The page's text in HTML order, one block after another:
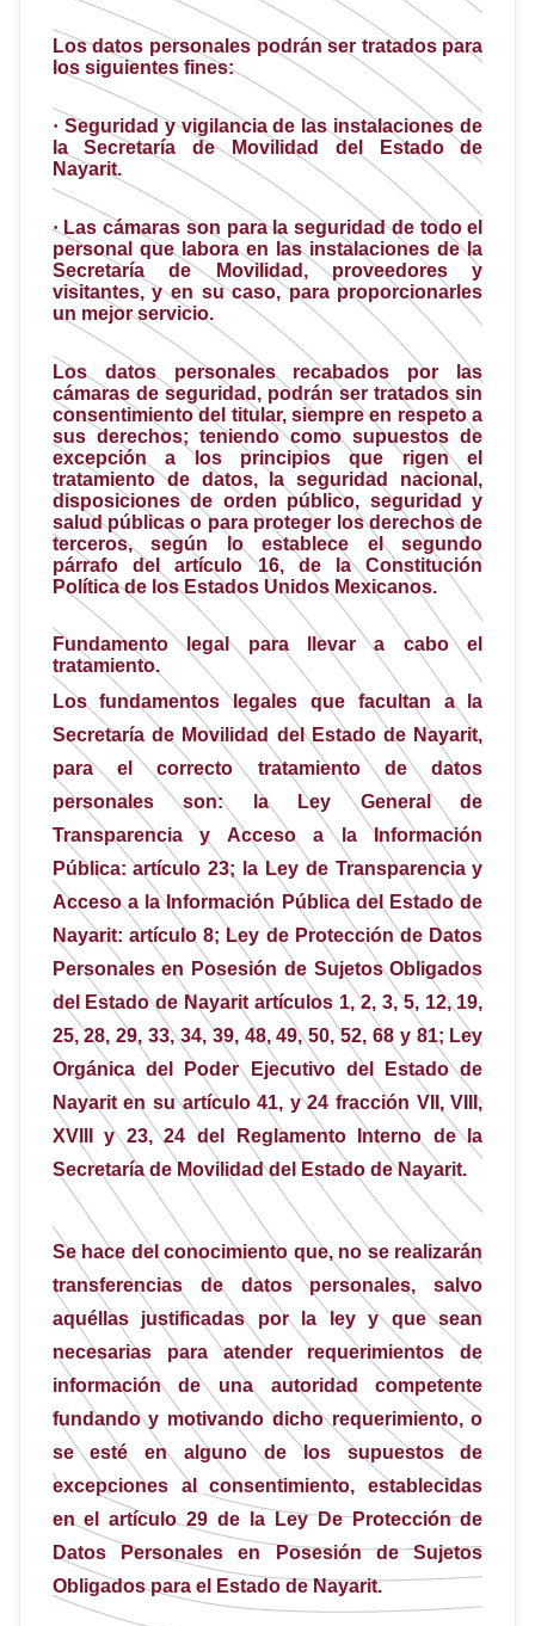
Los datos personales podrán ser tratados para
los siguientes fines:
· Seguridad y vigilancia de las instalaciones de
la Secretaría de Movilidad del Estado de
Nayarit.
·Las cámaras son para la seguridad de todo el
personal que labora en las instalaciones de la
Secretaría de Movilidad, proveedores y
visitantes, y en su caso, para proporcionarles
un mejor servicio.
Los datos personales recabados por las
cámaras de seguridad, podrán ser tratados sin
consentimiento del titular, siempre en respeto a
sus derechos; teniendo como supuestos de
excepción a los principios que rigen el
tratamiento de datos, la seguridad nacional,
disposiciones de orden público, seguridad y
salud públicas o para proteger los derechos de
terceros, según lo establece el segundo
párrafo del artículo 16, de la Constitución
Política de los Estados Unidos Mexicanos.
Fundamento legal para llevar a cabo el
tratamiento.
Los fundamentos legales que facultan a la
Secretaría de Movilidad del Estado de Nayarit,
para el correcto tratamiento de datos
personales son: la Ley General de
Transparencia y Acceso a la Información
Pública: artículo 23; la Ley de Transparencia y
Acceso a la Información Pública del Estado de
Nayarit: artículo 8; Ley de Protección de Datos
Personales en Posesión de Sujetos Obligados
del Estado de Nayarit artículos 1, 2, 3, 5, 12, 19,
25, 28, 29, 33, 34, 39, 48, 49, 50, 52, 68 y 81; Ley
Orgánica del Poder Ejecutivo del Estado de
Nayarit en su artículo 41, y 24 fracción VII, VIII,
XVIII y 23, 24 del Reglamento Interno de la
Secretaría de Movilidad del Estado de Nayarit.
Se hace del conocimiento que, no se realizarán
transferencias de datos personales, salvo
aquéllas justificadas por la ley y que sean
necesarias para atender requerimientos de
información de una autoridad competente
fundando y motivando dicho requerimiento, o
se esté en alguno de los supuestos de
excepciones al consentimiento, establecidas
en el artículo 29 de la Ley De Protección de
Datos Personales en Posesión de Sujetos
Obligados para el Estado de Nayarit.